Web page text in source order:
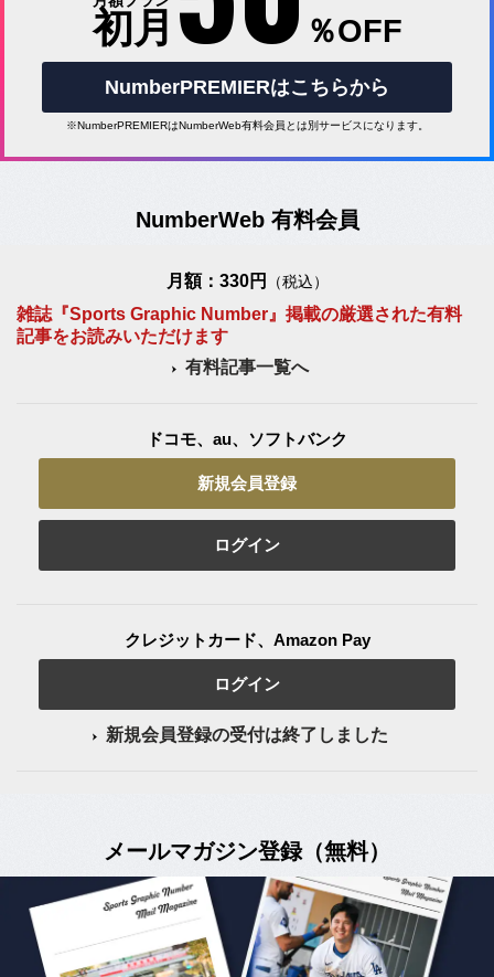
初月 ％OFF
NumberPREMIERはこちらから
※NumberPREMIERはNumberWeb有料会員とは別サービスになります。
NumberWeb 有料会員
月額：330円 （税込）
雑誌『Sports Graphic Number』掲載の厳選された有料
記事をお読みいただけます
有料記事一覧へ
ドコモ、au、ソフトバンク
新規会員登録
ログイン
クレジットカード、Amazon Pay
ログイン
新規会員登録の受付は終了しました
メールマガジン登録（無料）